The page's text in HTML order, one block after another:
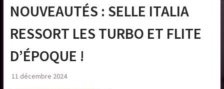
NOUVEAUTÉS : SELLE ITALIA
RESSORT LES TURBO ET FLITE
D’ÉPOQUE !
11 décembre 2024